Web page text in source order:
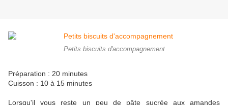
Petits biscuits d'accompagnement
Préparation : 20 minutes
Cuisson : 10 à 15 minutes
Lorsqu'il vous reste un peu de pâte sucrée aux amandes